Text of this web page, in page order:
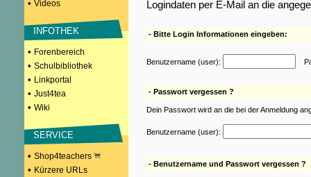
• Videos
INFOTHEK
• Forenbereich
• Schulbibliothek
• Linkportal
• Just4tea
• Wiki
SERVICE
• Shop4teachers
• Kürzere URLs
Logindaten per E-Mail an die
- Bitte Login Informationen eingeben:
Benutzername (user):
- Passwort vergessen ?
Dein Passwort wird an die bei der Anmeldung
Benutzername (user):
- Benutzername und Passwort vergessen ?